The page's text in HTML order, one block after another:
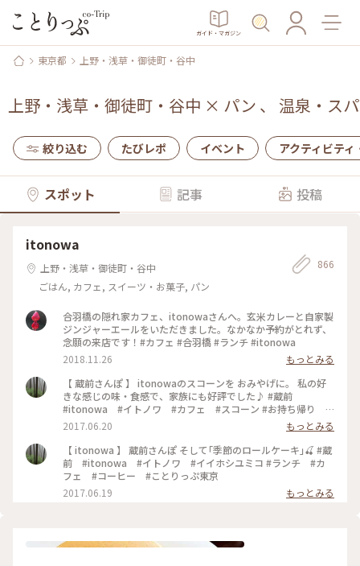
ガイド・マガジン
東京都 上野・浅草・御徒町・谷中
上野・浅草・御徒町・谷中 × パン 、 温泉・スパ
絞り込む たびレポ イベント アクティビティ
スポット 記事 投稿
itonowa
上野・浅草・御徒町・谷中
ごはん, カフェ, スイーツ・お菓子, パン
866
合羽橋の隠れ家カフェ、itonowaさんへ。玄米カレーと自家製
ジンジャーエールをいただきました。なかなか予約がとれず、
念願の来店です！#カフェ #合羽橋 #ランチ #itonowa
2018.11.26
もっとみる
【 蔵前さんぽ 】 itonowaのスコーンを おみやげに。 私の好
きな感じの味・食感で、家族にも好評でした♪ #蔵前
#itonowa #イトノワ #カフェ #スコーン #お持ち帰り #
おみやげ
2017.06.20
もっとみる
【 itonowa 】 蔵前さんぽ そして｢季節のロールケーキ｣🍒 #蔵
前 #itonowa #イトノワ #イイホシユミコ #ランチ #カ
フェ #コーヒー #ことりっぷ東京
2017.06.19
もっとみる